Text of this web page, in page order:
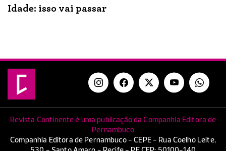
Idade: isso vai passar
Revista Continente é uma publicação da Companhia Editora de
Pernambuco
Companhia Editora de Pernambuco - CEPE - Rua Coelho Leite,